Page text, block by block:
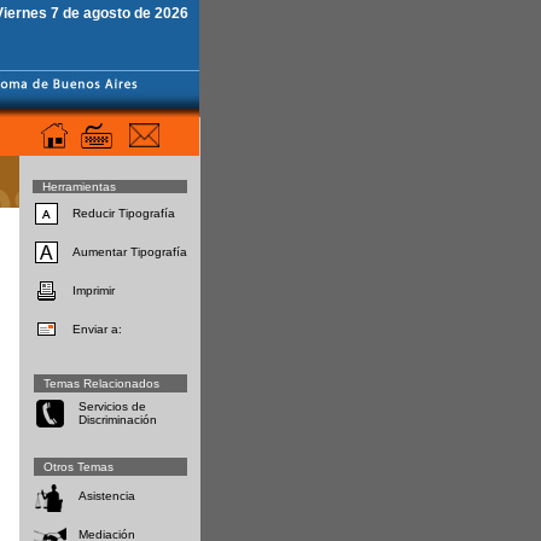
7 de agosto de 2026
Herramientas
Reducir Tipografía
Aumentar Tipografía
Imprimir
Enviar a:
Temas Relacionados
Servicios de
Discriminación
Otros Temas
Asistencia
Mediación